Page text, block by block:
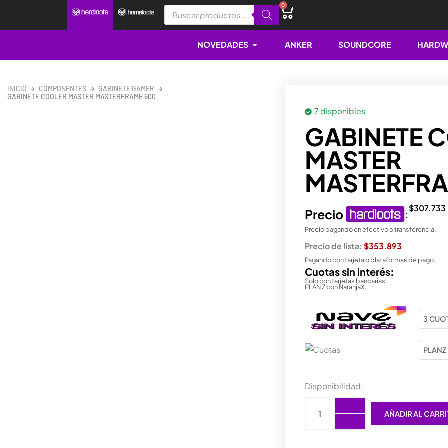
contenido
productos
0
Cart
NOVEDADES Open NOVEDADES
ANKER SOUNDCORE
INICIO COMPONENTES
GABINETE GAMER
GABINETE COOLER MASTER MASTERFRAME 600
7 disponibles
GABINETE
MASTER
Precio :$307.733
Precio pagando en efectivo o transferencia.
Precio de lista: $353.893
Pagando con tarjeta o plataformas de pago.
Cuotas sin interés:
Solo con tarjetas bancarias
PLAN Z con NaranjaX.
Disponibilidad:
GABINETE
MASTERFRAME
AÑADIR AL